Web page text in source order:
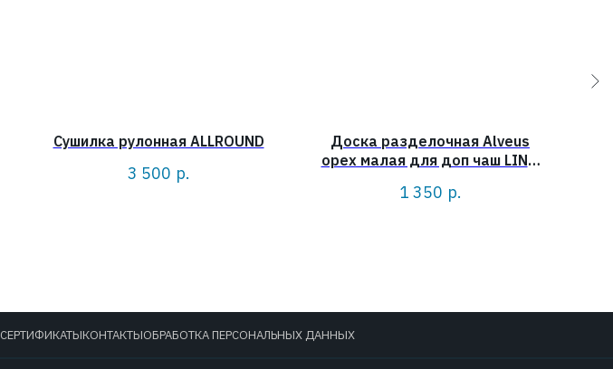
Сушилка рулонная ALLROUND
3 500 р.
Доска разделочная Alveus
орех малая для доп чаш LINE,
1 350 р.
СЕРТИФИКАТЫКОНТАКТЫОБРАБОТКА ПЕРСОНАЛЬНЫХ ДАННЫХ